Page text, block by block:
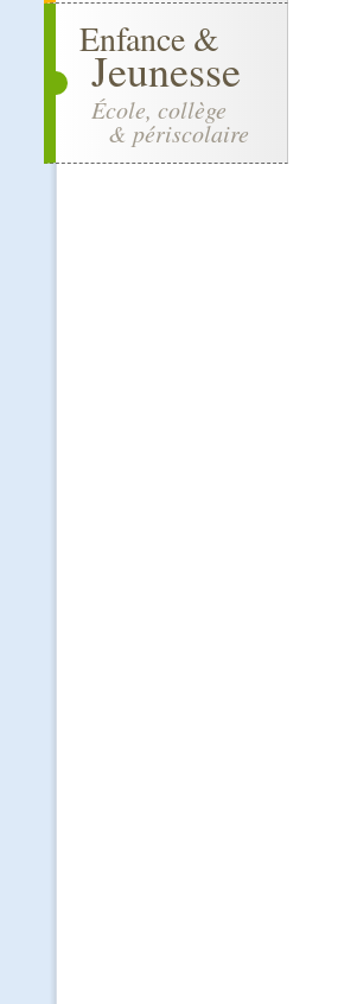
Enfance &
Jeunesse
École, collège
& périscolaire